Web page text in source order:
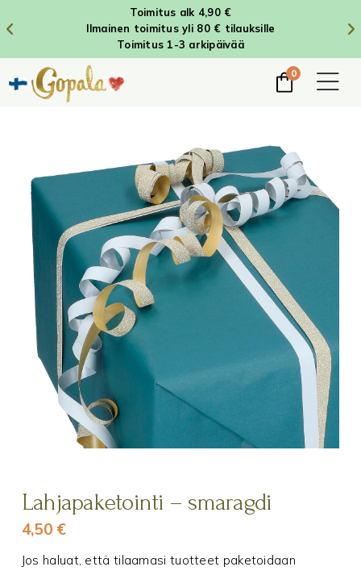
Toimitus alk 4,90 €
Ilmainen toimitus yli 80 € tilauksille
Toimitus 1-3 arkipäivää
0
Lahjapaketointi – smaragdi
4,50 €
Jos haluat, että tilaamasi tuotteet paketoidaan